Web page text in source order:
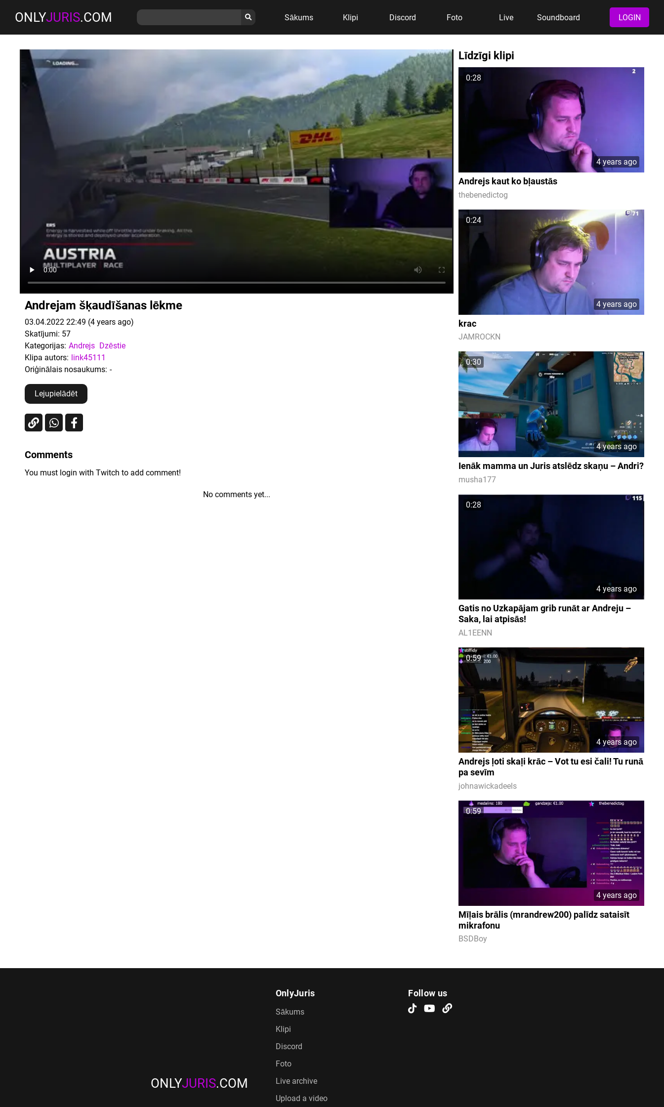
ONLYJURIS.COM Sākums Klipi Discord Foto Live Soundboard LOGIN
Andrejam šķaudīšanas lēkme
03.04.2022 22:49 (4 years ago)
Skatījumi: 57
Kategorijas: Andrejs Dzēstie
Klipa autors: link45111
Oriģinālais nosaukums: -
Lejupielādēt
Comments
You must login with Twitch to add comment!
No comments yet...
Līdzīgi klipi
0:28
4 years ago
Andrejs kaut ko bļaustās
thebenedictog
0:24
4 years ago
krac
JAMROCKN
0:30
4 years ago
Ienāk mamma un Juris atslēdz skaņu – Andri?
musha177
0:28
4 years ago
Gatis no Uzkapājam grib runāt ar Andreju –
Saka, lai atpisās!
AL1EENN
0:59
4 years ago
Andrejs ļoti skaļi krāc – Vot tu esi čali! Tu runā
pa sevīm
johnawickadeels
0:59
4 years ago
Mīļais brālis (mrandrew200) palīdz sataisīt
mikrafonu
BSDBoy
ONLYJURIS.COM
OnlyJuris
Sākums
Klipi
Discord
Foto
Live archive
Upload a video
Follow us